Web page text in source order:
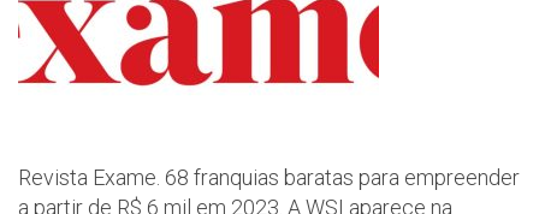
Revista Exame. 68 franquias baratas para empreender
a partir de R$ 6 mil em 2023. A WSI aparece na